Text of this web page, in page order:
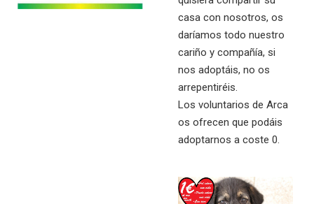
casa con nosotros, os
daríamos todo nuestro
cariño y compañía, si
nos adoptáis, no os
arrepentiréis.
Los voluntarios de Arca
os ofrecen que podáis
adoptarnos a coste 0.